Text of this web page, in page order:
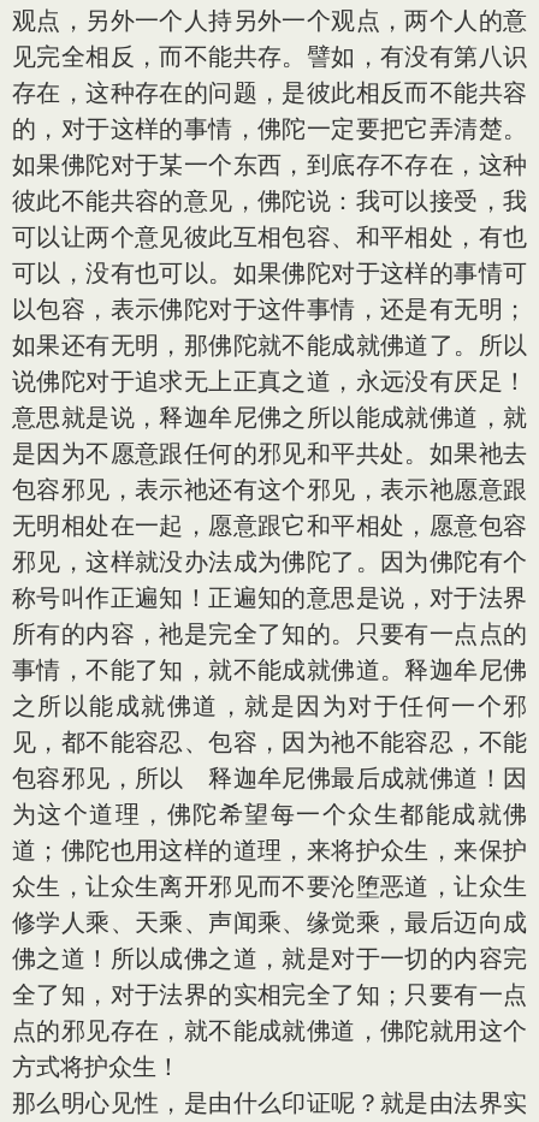
观点，另外一个人持另外一个观点，两个人的意
见完全相反，而不能共存。譬如，有没有第八识
存在，这种存在的问题，是彼此相反而不能共容
的，对于这样的事情，佛陀一定要把它弄清楚。
如果佛陀对于某一个东西，到底存不存在，这种
彼此不能共容的意见，佛陀说：我可以接受，我
可以让两个意见彼此互相包容、和平相处，有也
可以，没有也可以。如果佛陀对于这样的事情可
以包容，表示佛陀对于这件事情，还是有无明；
如果还有无明，那佛陀就不能成就佛道了。所以
说佛陀对于追求无上正真之道，永远没有厌足！
意思就是说，释迦牟尼佛之所以能成就佛道，就
是因为不愿意跟任何的邪见和平共处。如果祂去
包容邪见，表示祂还有这个邪见，表示祂愿意跟
无明相处在一起，愿意跟它和平相处，愿意包容
邪见，这样就没办法成为佛陀了。因为佛陀有个
称号叫作正遍知！正遍知的意思是说，对于法界
所有的内容，祂是完全了知的。只要有一点点的
事情，不能了知，就不能成就佛道。释迦牟尼佛
之所以能成就佛道，就是因为对于任何一个邪
见，都不能容忍、包容，因为祂不能容忍，不能
包容邪见，所以 释迦牟尼佛最后成就佛道！因
为这个道理，佛陀希望每一个众生都能成就佛
道；佛陀也用这样的道理，来将护众生，来保护
众生，让众生离开邪见而不要沦堕恶道，让众生
修学人乘、天乘、声闻乘、缘觉乘，最后迈向成
佛之道！所以成佛之道，就是对于一切的内容完
全了知，对于法界的实相完全了知；只要有一点
点的邪见存在，就不能成就佛道，佛陀就用这个
方式将护众生！
那么明心见性，是由什么印证呢？就是由法界实